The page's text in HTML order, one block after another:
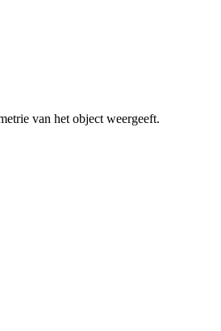
van het object weergeeft.